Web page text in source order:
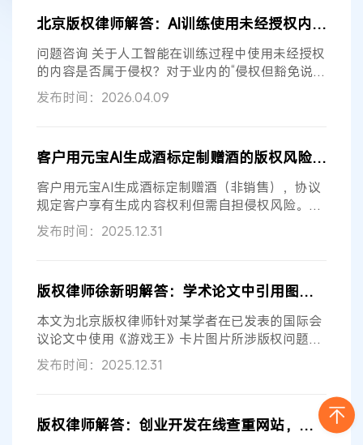
北京版权律师解答：AI训练使用未经授权内容是否侵权？
问题咨询 关于人工智能在训练过程中使用未经授权
的内容是否属于侵权？对于业内的“侵权但豁免说”
是否具有法律依据呢？ 北京版权...
发布时间：2026.04.09
客户用元宝AI生成酒标定制赠酒的版权风险分析
客户用元宝AI生成酒标定制赠酒（非销售），协议
规定客户享有生成内容权利但需自担侵权风险。重
点在是否侵犯第三方著作权（如实质...
发布时间：2025.12.31
版权律师徐新明解答：学术论文中引用图片的跨国版权风险与应对建议
本文为北京版权律师针对某学者在已发表的国际会
议论文中使用《游戏王》卡片图片所涉版权问题的
专业回复。律师依据WIPO 2019年《当...
发布时间：2025.12.31
版权律师解答：创业开发在线查重网站，是否会构成版权侵权？